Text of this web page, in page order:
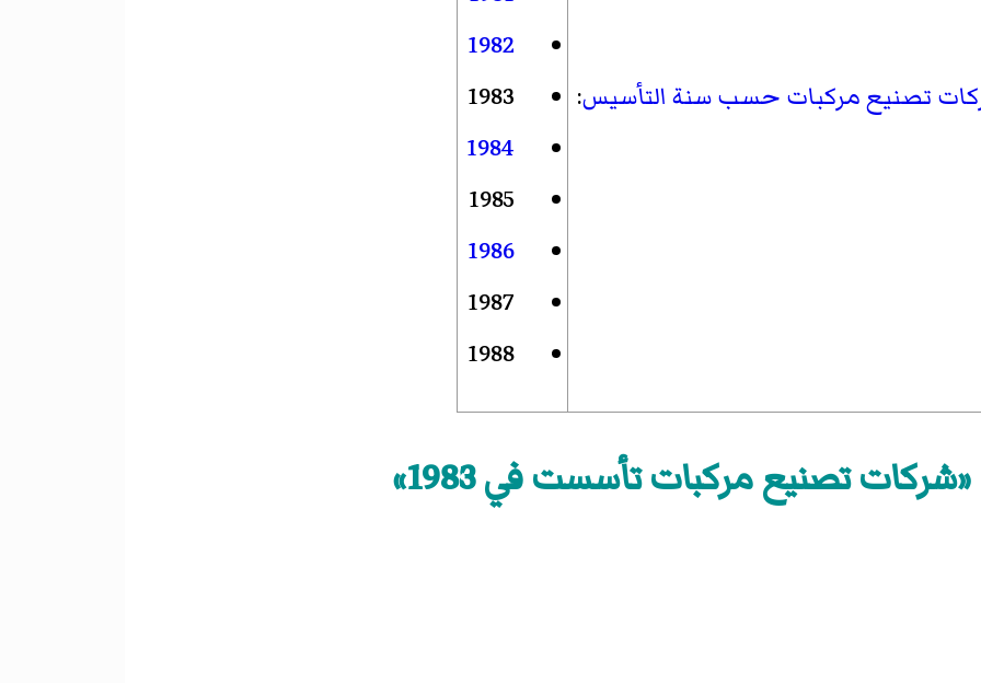
تصنيع مركبات حسب سنة التأسيس:
1982
1983
1984
1985
1986
1987
1988
تصنيع مركبات تأسست في 1983»